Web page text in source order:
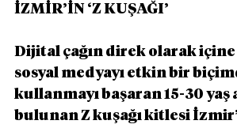
İZMİR’İN ‘Z KUŞAĞI’
Dijital çağın direk olarak içine
sosyal medyayı etkin bir
kullanmayı başaran 15-30 yaş
bulunan Z kuşağı kitlesi